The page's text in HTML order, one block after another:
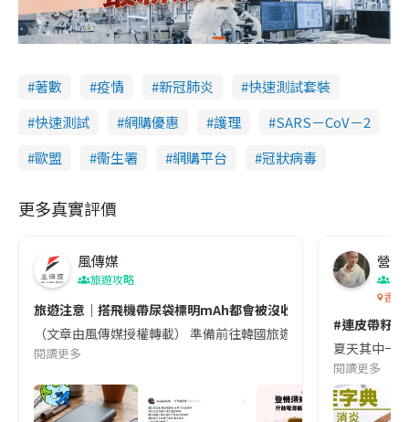
著數 疫情 新冠肺炎
快速測試套裝
快速測試
網購優惠 護理
SARS－CoV－2
歐盟
衞生署 網購平台 冠狀病毒
更多真實評價
風傳媒
旅遊攻略
旅遊注意｜搭飛機帶尿袋標明mAh都會被沒收😱出發前切記檢查
（文章由風傳媒授權轉載） 準備前往韓國旅遊的民眾，近期要
閱讀更多
營養
香港
#連皮帶籽
夏天其中一
閱讀更多